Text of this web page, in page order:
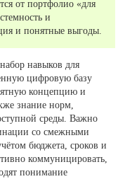
от портфолио «для
и
и понятные выгоды.
навыков для
цифровую базу
концепцию и
знание норм,
среды. Важно
со смежными
бюджета, сроков и
коммуницировать,
понимание